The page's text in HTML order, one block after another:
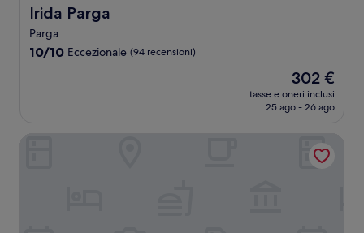
Irida Parga
Irida Parga
Parga
10.0
10/10 Eccezionale (94 recensioni)
Il
prezzo
attuale
302 €
302 €
tasse e oneri inclusi
25 ago - 26 ago